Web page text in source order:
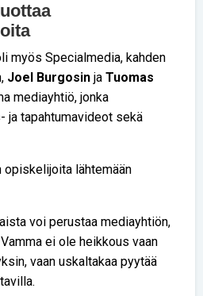
myös Specialmedia, kahden
Joel Burgosin ja Tuomas
mediayhtiö, jonka
ja tapahtumavideot sekä
lähtemään
voi perustaa mediayhtiön,
ei ole heikkous vaan
vaan uskaltakaa pyytää